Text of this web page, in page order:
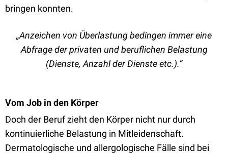
bringen konnten.
„Anzeichen von Überlastung bedingen immer eine
Abfrage der privaten und beruflichen Belastung
(Dienste, Anzahl der Dienste etc.).“
Vom Job in den Körper
Doch der Beruf zieht den Körper nicht nur durch
kontinuierliche Belastung in Mitleidenschaft.
Dermatologische und allergologische Fälle sind bei